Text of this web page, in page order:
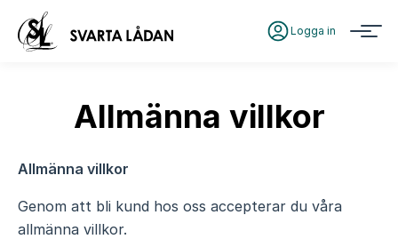
Logga in
Allmänna villkor
Allmänna villkor
Genom att bli kund hos oss accepterar du våra
allmänna villkor.